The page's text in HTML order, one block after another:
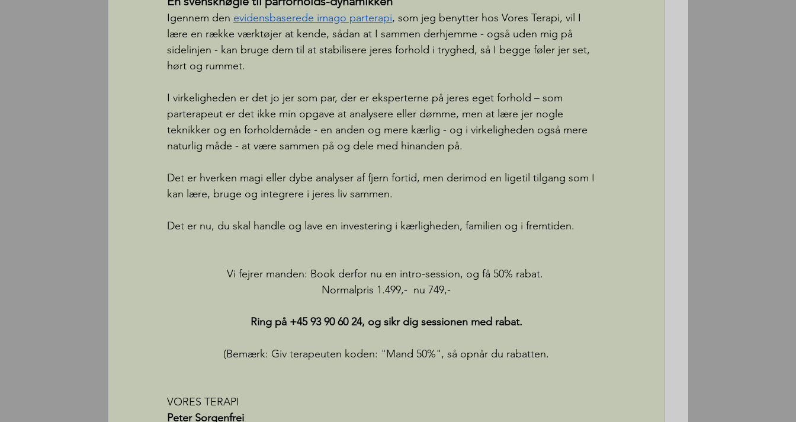
Igennem den evidensbaserede imago parterapi, som jeg benytter hos Vores Terapi, vil I
lære en række værktøjer at kende, sådan at I sammen derhjemme - også uden mig på
sidelinjen - kan bruge dem til at stabilisere jeres forhold i tryghed, så I begge føler jer set,
hørt og rummet.
I virkeligheden er det jo jer som par, der er eksperterne på jeres eget forhold – som
parterapeut er det ikke min opgave at analysere eller dømme, men at lære jer nogle
teknikker og en forholdemåde - en anden og mere kærlig - og i virkeligheden også mere
naturlig måde - at være sammen på og dele med hinanden på.
Det er hverken magi eller dybe analyser af fjern fortid, men derimod en ligetil tilgang som I
kan lære, bruge og integrere i jeres liv sammen.
Det er nu, du skal handle og lave en investering i kærligheden, familien og i fremtiden.
Vi fejrer manden: Book derfor nu en intro-session, og få 50% rabat.
Normalpris 1.499,-  nu 749,-
Ring på +45 93 90 60 24, og sikr dig sessionen med rabat.
(Bemærk: Giv terapeuten koden: "Mand 50%", så opnår du rabatten.
VORES TERAPI
Peter Sorgenfrei